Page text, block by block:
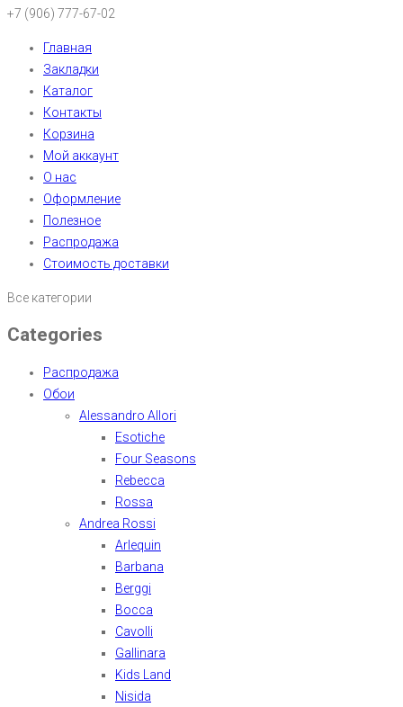
+7 (906) 777-67-02
Главная
Закладки
Каталог
Контакты
Корзина
Мой аккаунт
О нас
Оформление
Полезное
Распродажа
Стоимость доставки
Все категории
Categories
Распродажа
Обои
Alessandro Allori
Esotiche
Four Seasons
Rebecca
Rossa
Andrea Rossi
Arlequin
Barbana
Berggi
Bocca
Cavolli
Gallinara
Kids Land
Nisida